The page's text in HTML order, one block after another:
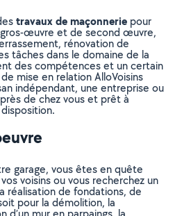
travaux de maçonnerie pour
gros-œuvre et de second œuvre,
rénovation de
tâches dans le domaine de la
des compétences et un certain
mise en relation AlloVoisins
indépendant, une entreprise ou
de chez vous et prêt à
garage, vous êtes en quête
voisins ou vous recherchez un
réalisation de fondations, de
pour la démolition, la